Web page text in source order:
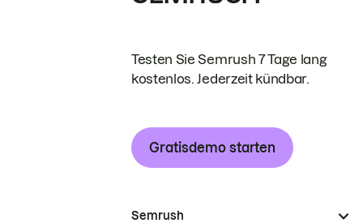
Testen Sie Semrush 7 Tage lang
kostenlos. Jederzeit kündbar.
Gratisdemo starten
Semrush